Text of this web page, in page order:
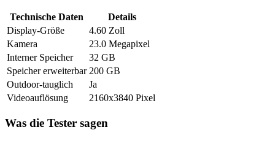
Technische Daten
Details
Display-Größe
4.60 Zoll
Kamera
23.0 Megapixel
Interner Speicher
32 GB
Speicher erweiterbar 200 GB
Outdoor-tauglich
Ja
Videoauflösung
2160x3840 Pixel
Was die Tester sagen